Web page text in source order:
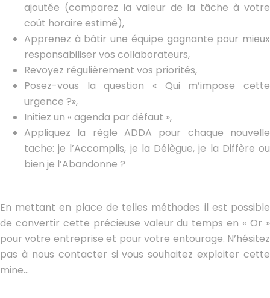
ajoutée (comparez la valeur de la tâche à votre
coût horaire estimé),
Apprenez à bâtir une équipe gagnante pour mieux
responsabiliser vos collaborateurs,
Revoyez régulièrement vos priorités,
Posez-vous la question « Qui m’impose cette
urgence ?»,
Initiez un « agenda par défaut »,
Appliquez la règle ADDA pour chaque nouvelle
tache: je l’Accomplis, je la Délègue, je la Diffère ou
bien je l’Abandonne ?
En mettant en place de telles méthodes il est possible
de convertir cette précieuse valeur du temps en « Or »
pour votre entreprise et pour votre entourage. N’hésitez
pas à nous contacter si vous souhaitez exploiter cette
mine…